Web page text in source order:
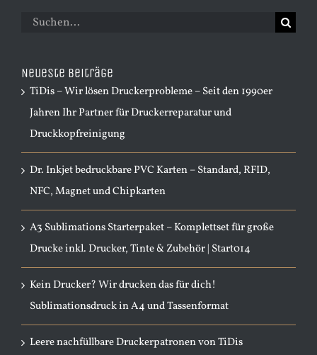
Suche
Neueste Beiträge
TiDis – Wir lösen Druckerprobleme – Seit den 1990er
Jahren Ihr Partner für Druckerreparatur und
Druckkopfreinigung
Dr. Inkjet bedruckbare PVC Karten – Standard, RFID,
NFC, Magnet und Chipkarten
A3 Sublimations Starterpaket – Komplettset für große
Drucke inkl. Drucker, Tinte & Zubehör | Start014
Kein Drucker? Wir drucken das für dich!
Sublimationsdruck in A4 und Tassenformat
Leere nachfüllbare Druckerpatronen von TiDis